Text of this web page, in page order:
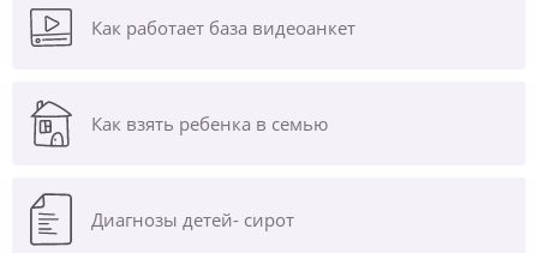
Как работает база видеоанкет
Как взять ребенка в семью
Диагнозы детей- сирот